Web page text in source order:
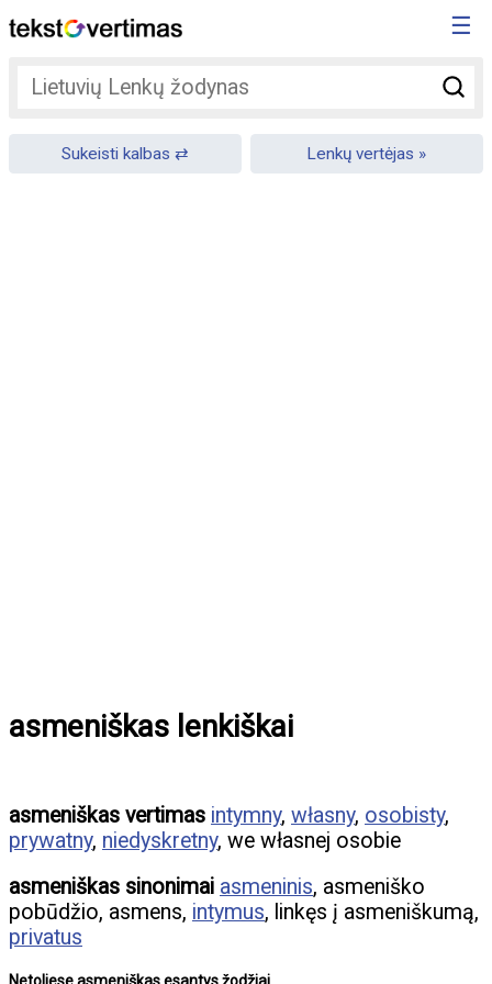
☰
Sukeisti kalbas Lenkų vertėjas
asmeniškas lenkiškai
asmeniškas vertimas intymny, własny, osobisty,
prywatny, niedyskretny, we własnej osobie
asmeniškas sinonimai asmeninis, asmeniško
pobūdžio, asmens, intymus, linkęs į asmeniškumą,
privatus